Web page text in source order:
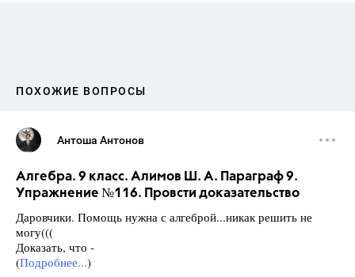
ПОХОЖИЕ ВОПРОСЫ
Антоша Антонов
Алгебра. 9 класс. Алимов Ш. А. Параграф 9.
Упражнение №116. Провсти доказательство
Даровчики. Помощь нужна с алгеброй...никак решить не
могу(((
Доказать, что -
(Подробнее...)